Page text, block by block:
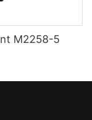
M2258-5